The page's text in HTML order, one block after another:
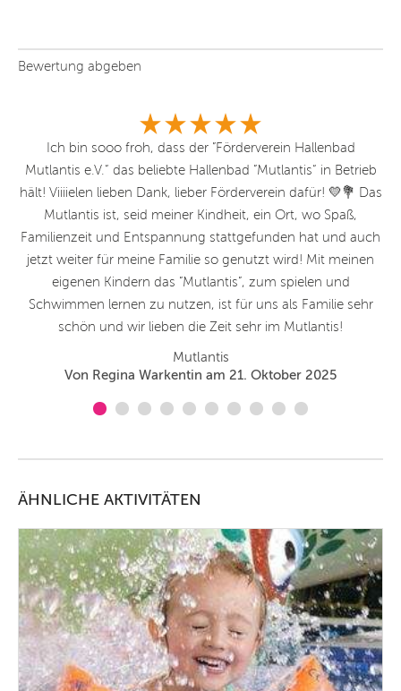
Bewertung abgeben
Ich bin sooo froh, dass der ”Förderverein Hallenbad
Mutlantis e.V.“ das beliebte Hallenbad ”Mutlantis“ in Betrieb
hält! Viiiielen lieben Dank, lieber Förderverein dafür! 💛💐 Das
Mutlantis ist, seid meiner Kindheit, ein Ort, wo Spaß,
Familienzeit und Entspannung stattgefunden hat und auch
jetzt weiter für meine Familie so genutzt wird! Mit meinen
eigenen Kindern das ”Mutlantis”, zum spielen und
Schwimmen lernen zu nutzen, ist für uns als Familie sehr
schön und wir lieben die Zeit sehr im Mutlantis!
Mutlantis
Von Regina Warkentin am 21. Oktober 2025
ÄHNLICHE AKTIVITÄTEN